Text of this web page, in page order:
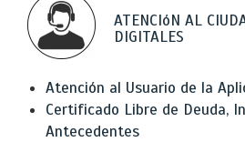
ATENCIóN AL
DIGITALES
Atención al Usuario de la
Certificado Libre de Deuda,
Antecedentes